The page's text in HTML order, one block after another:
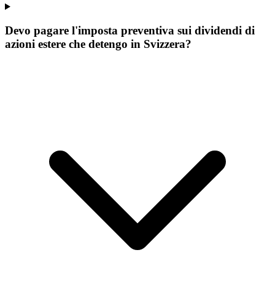
Devo pagare l'imposta preventiva sui dividendi di
azioni estere che detengo in Svizzera?